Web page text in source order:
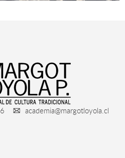
academia@margotloyola.cl